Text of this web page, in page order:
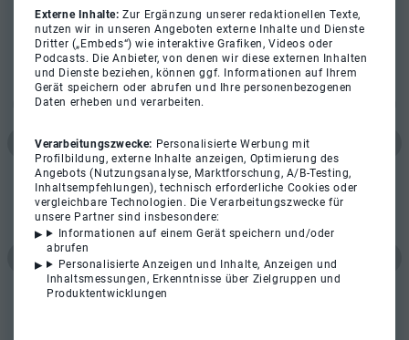
Externe Inhalte:Zur Ergänzung unserer redaktionellen Texte,
nutzen wir in unseren Angeboten externe Inhalte und Dienste
Dritter („Embeds“) wie interaktive Grafiken, Videos oder
Podcasts. Die Anbieter, von denen wir diese externen Inhalten
und Dienste beziehen, können ggf. Informationen auf Ihrem
Gerät speichern oder abrufen und Ihre personenbezogenen
Daten erheben und verarbeiten.
Verarbeitungszwecke: Personalisierte Werbung mit
Profilbildung, externe Inhalte anzeigen, Optimierung des
Angebots (Nutzungsanalyse, Marktforschung, A/B-Testing,
Inhaltsempfehlungen), technisch erforderliche Cookies oder
vergleichbare Technologien. Die Verarbeitungszwecke für
unsere Partner sind insbesondere:
Informationen auf einem Gerät speichern und/oder
abrufen
Personalisierte Anzeigen und Inhalte, Anzeigen und
Inhaltsmessungen, Erkenntnisse über Zielgruppen und
Produktentwicklungen